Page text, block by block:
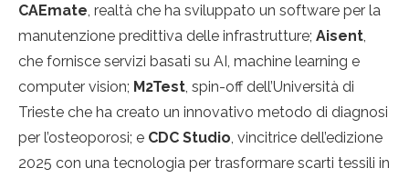
CAEmate , realtà che ha sviluppato un software per la
manutenzione predittiva delle infrastrutture; Aisent
che fornisce servizi basati su AI, machine learning e
computer vision; M2Test , spin-off dell’Università di
Trieste che ha creato un innovativo metodo di diagnosi
per l’osteoporosi; e CDC Studio , vincitrice dell’edizione
2025 con una tecnologia per trasformare scarti tessili in